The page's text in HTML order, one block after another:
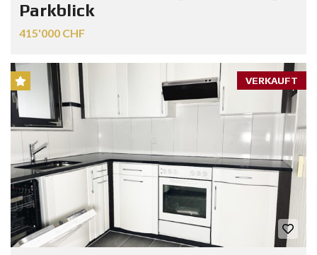
Parkblick
415'000 CHF
VERKAUFT